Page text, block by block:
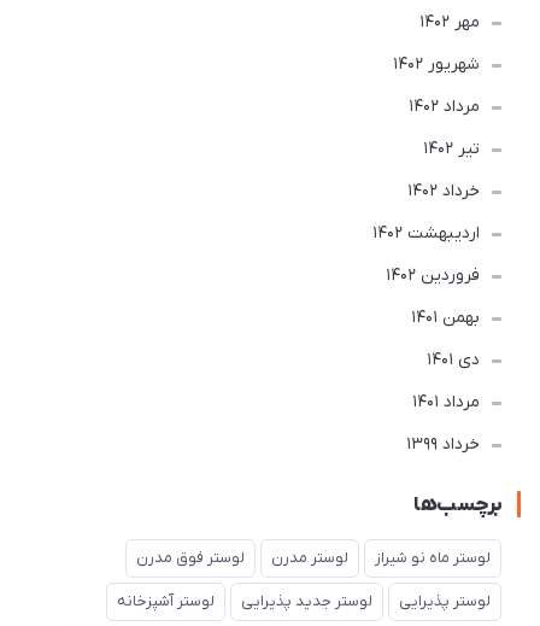
مهر 1402
شهریور 1402
مرداد 1402
تير 1402
خرداد 1402
ارديبهشت 1402
فروردین 1402
بهمن 1401
دی 1401
مرداد 1401
خرداد 1399
برچسب‌ها
لوستر ماه نو شیراز لوستر مدرن لوستر فوق مدرن
لوستر پذیرایی لوستر جدید پذیرایی لوستر آشپزخانه